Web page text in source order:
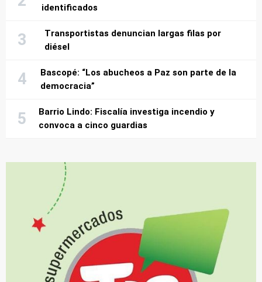
identificados
Transportistas denuncian largas filas por
diésel
Bascopé: “Los abucheos a Paz son parte de la
democracia”
Barrio Lindo: Fiscalía investiga incendio y
convoca a cinco guardias